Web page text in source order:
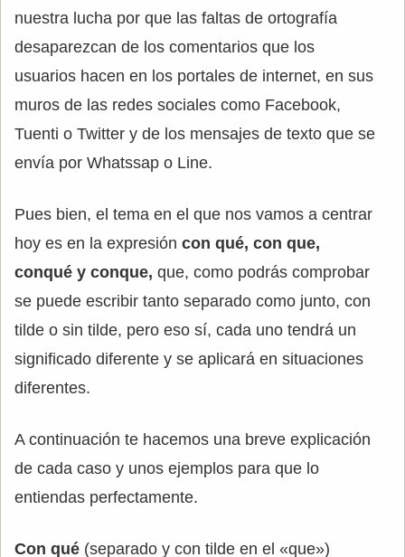
nuestra lucha por que las faltas de ortografía
desaparezcan de los comentarios que los
usuarios hacen en los portales de internet, en sus
muros de las redes sociales como Facebook,
Tuenti o Twitter y de los mensajes de texto que se
envía por Whatssap o Line.
Pues bien, el tema en el que nos vamos a centrar
hoy es en la expresión con qué, con que,
conqué y conque, que, como podrás comprobar
se puede escribir tanto separado como junto, con
tilde o sin tilde, pero eso sí, cada uno tendrá un
significado diferente y se aplicará en situaciones
diferentes.
A continuación te hacemos una breve explicación
de cada caso y unos ejemplos para que lo
entiendas perfectamente.
Con qué (separado y con tilde en el «que»)